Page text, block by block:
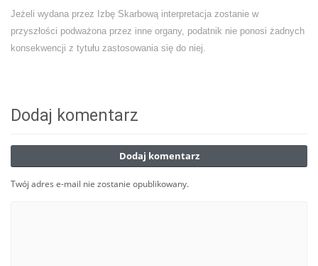
Jeżeli wydana przez Izbę Skarbową interpretacja zostanie w
przyszłości podważona przez inne organy, podatnik nie ponosi żadnych
konsekwencji z tytułu zastosowania się do niej.
Dodaj komentarz
Dodaj komentarz
Twój adres e-mail nie zostanie opublikowany.